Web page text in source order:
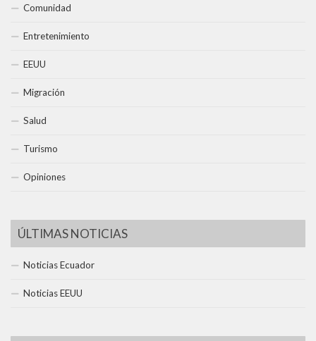
Comunidad
Entretenimiento
EEUU
Migración
Salud
Turismo
Opiniones
ÚLTIMAS NOTICIAS
Noticias Ecuador
Noticias EEUU